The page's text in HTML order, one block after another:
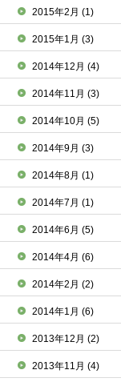
2015年2月(1)
2015年1月(3)
2014年12月(4)
2014年11月(3)
2014年10月(5)
2014年9月(3)
2014年8月(1)
2014年7月(1)
2014年6月(5)
2014年4月(6)
2014年2月(2)
2014年1月(6)
2013年12月(2)
2013年11月(4)